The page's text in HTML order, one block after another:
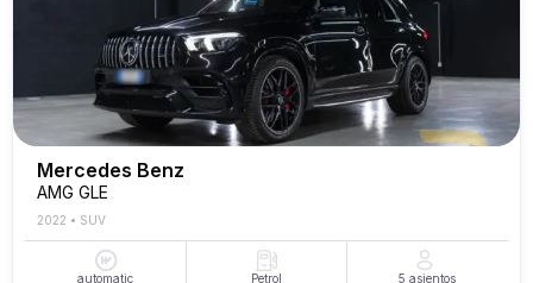
Mercedes Benz
AMG GLE
2022 • SUV
automatic Petrol 5 asientos